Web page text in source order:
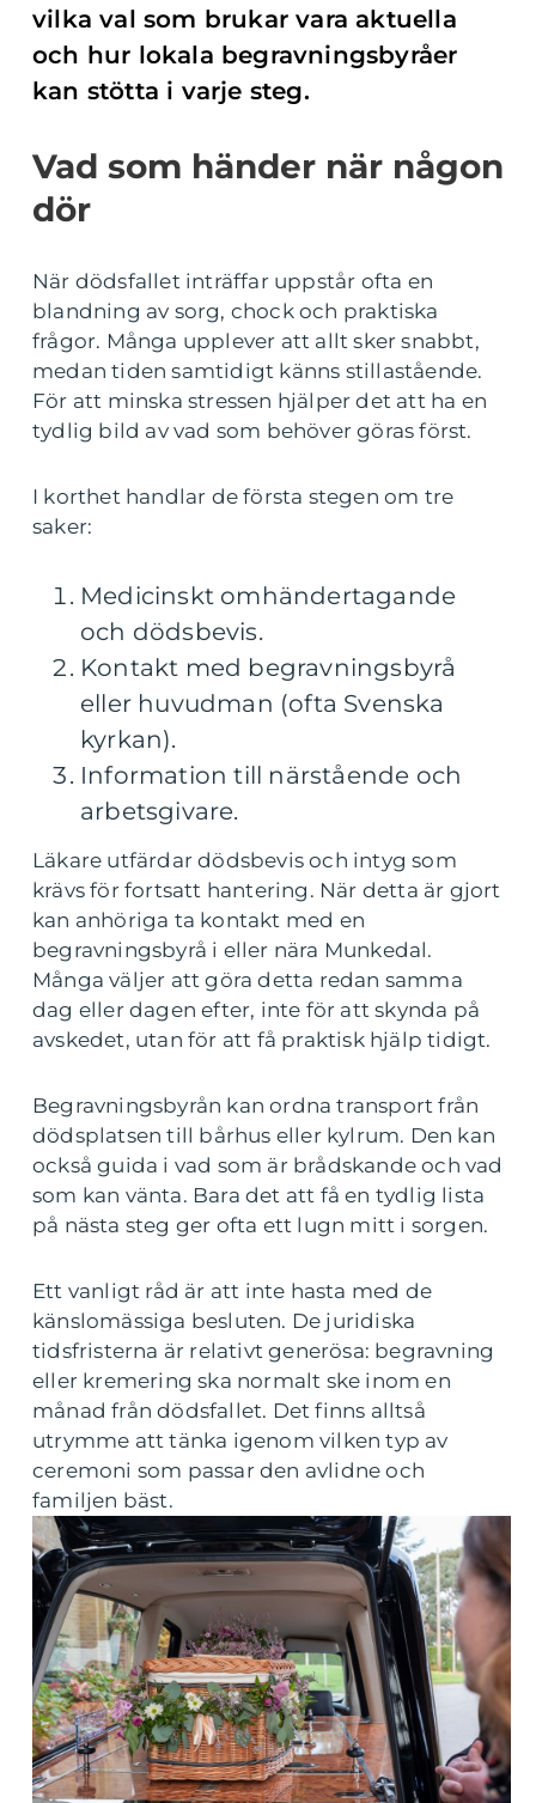
vilka val som brukar vara aktuella
och hur lokala begravningsbyråer
kan stötta i varje steg.
Vad som händer när någon
dör
När dödsfallet inträffar uppstår ofta en
blandning av sorg, chock och praktiska
frågor. Många upplever att allt sker snabbt,
medan tiden samtidigt känns stillastående.
För att minska stressen hjälper det att ha en
tydlig bild av vad som behöver göras först.
I korthet handlar de första stegen om tre
saker:
Medicinskt omhändertagande
och dödsbevis.
Kontakt med begravningsbyrå
eller huvudman (ofta Svenska
kyrkan).
Information till närstående och
arbetsgivare.
Läkare utfärdar dödsbevis och intyg som
krävs för fortsatt hantering. När detta är gjort
kan anhöriga ta kontakt med en
begravningsbyrå i eller nära Munkedal.
Många väljer att göra detta redan samma
dag eller dagen efter, inte för att skynda på
avskedet, utan för att få praktisk hjälp tidigt.
Begravningsbyrån kan ordna transport från
dödsplatsen till bårhus eller kylrum. Den kan
också guida i vad som är brådskande och vad
som kan vänta. Bara det att få en tydlig lista
på nästa steg ger ofta ett lugn mitt i sorgen.
Ett vanligt råd är att inte hasta med de
känslomässiga besluten. De juridiska
tidsfristerna är relativt generösa: begravning
eller kremering ska normalt ske inom en
månad från dödsfallet. Det finns alltså
utrymme att tänka igenom vilken typ av
ceremoni som passar den avlidne och
familjen bäst.